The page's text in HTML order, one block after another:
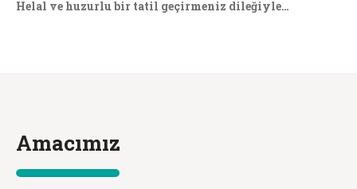
Helal ve huzurlu bir tatil geçirmeniz dileğiyle…
Amacımız